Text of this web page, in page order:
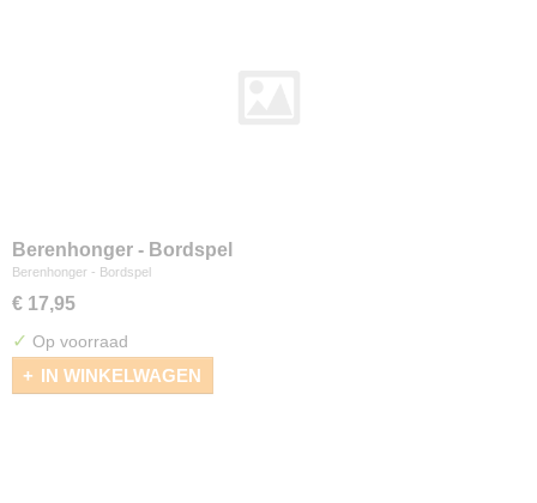
Berenhonger - Bordspel
Berenhonger - Bordspel
€ 17,95
✓ Op voorraad
IN WINKELWAGEN